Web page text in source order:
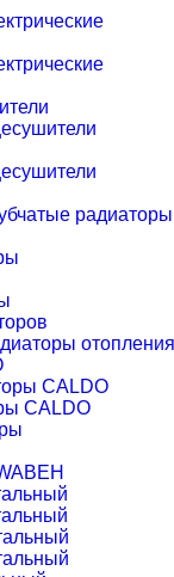
радиаторы
отопления
CALDO
CALDO